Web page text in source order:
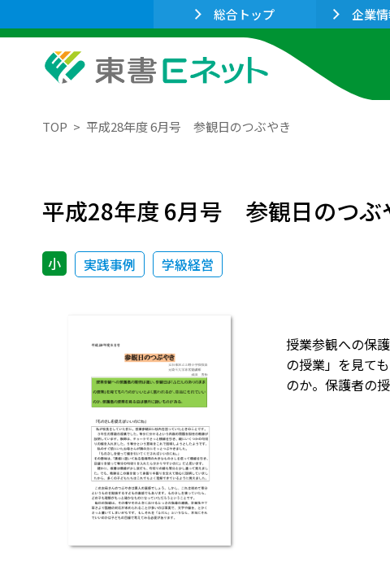
総合トップ 企業
TOP 平成28年度 6月号 参観日のつぶやき
平成28年度 6月号 参観日のつぶ
小 実践事例 学級経営
授業参観への保
の授業」を見て
のか。保護者の